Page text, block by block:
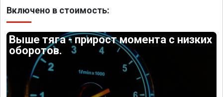
Включено в стоимость:
Выше тяга - прирост момента с низких
оборотов.